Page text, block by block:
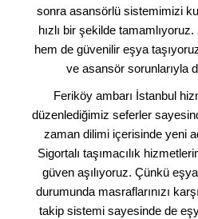
sonra asansörlü sistemimizi
hızlı bir şekilde
hem de güvenilir eşya
ve asansör sorunlarıyla
Feriköy ambarı İstanbul
düzenlediğimiz seferler
zaman dilimi içerisinde yeni
Sigortalı taşımacılık
güven aşılıyoruz. Çünkü
durumunda masraflarınızı
takip sistemi sayesinde de